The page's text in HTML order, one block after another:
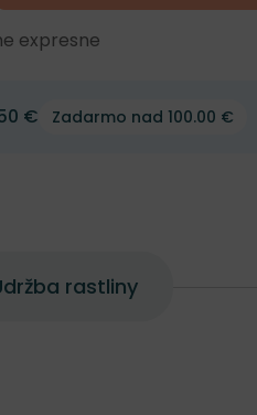
expresne
€ Zadarmo nad 100.00 €
rastliny